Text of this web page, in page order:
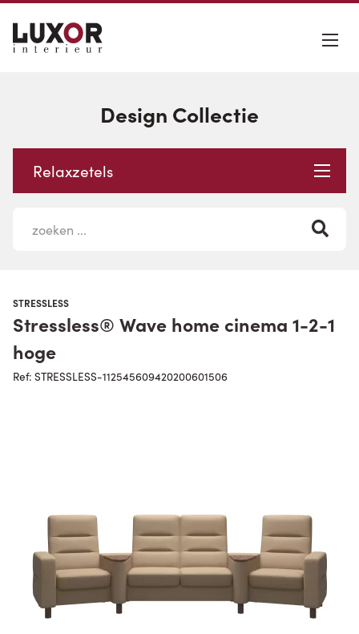
Design Collectie
Relaxzetels
STRESSLESS
Stressless® Wave home cinema 1-2-1
hoge
Ref: STRESSLESS-112545609420200601506